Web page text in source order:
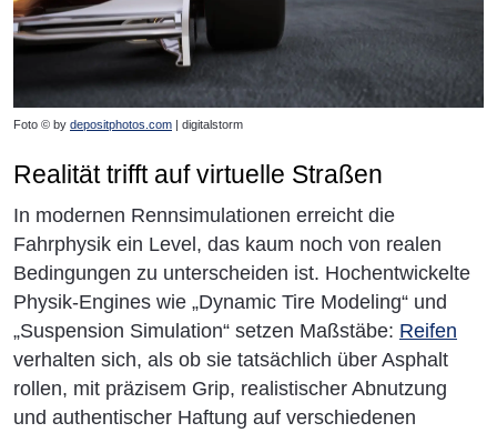
Foto © by depositphotos.com | digitalstorm
Realität trifft auf virtuelle Straßen
In modernen Rennsimulationen erreicht die
Fahrphysik ein Level, das kaum noch von realen
Bedingungen zu unterscheiden ist. Hochentwickelte
Physik-Engines wie „Dynamic Tire Modeling“ und
„Suspension Simulation“ setzen Maßstäbe: Reifen
verhalten sich, als ob sie tatsächlich über Asphalt
rollen, mit präzisem Grip, realistischer Abnutzung
und authentischer Haftung auf verschiedenen